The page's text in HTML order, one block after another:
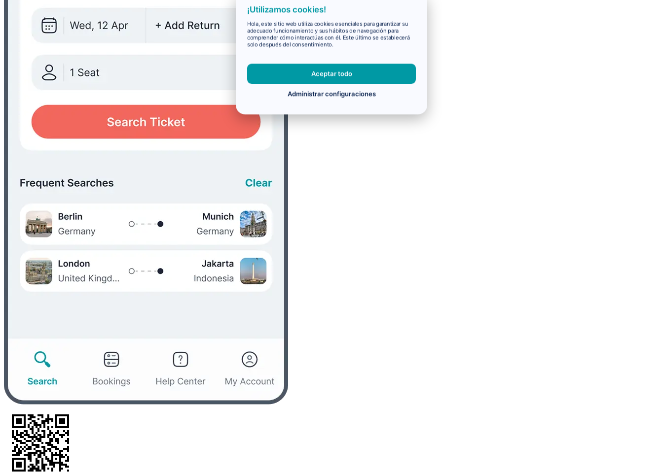
¡Utilizamos cookies!
Hola, este sitio web utiliza cookies esenciales para garantizar su
adecuado funcionamiento y sus hábitos de navegación para
comprender cómo interactúas con él. Este último se establecerá
solo después del consentimiento.
Aceptar todo
Administrar configuraciones